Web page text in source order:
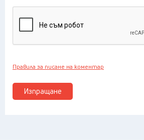
Изпращане
Правила за писане на коментар